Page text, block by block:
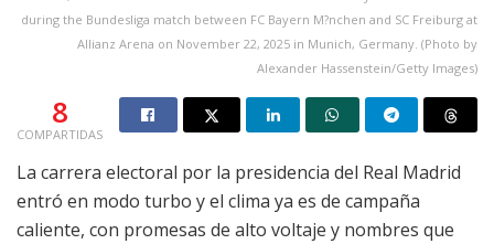
during the Bundesliga match between FC Bayern M?nchen and SC Freiburg at
Allianz Arena on November 22, 2025 in Munich, Germany. (Photo by
Alexander Hassenstein/Getty Images)
8
COMPARTIDAS
La carrera electoral por la presidencia del Real Madrid
entró en modo turbo y el clima ya es de campaña
caliente, con promesas de alto voltaje y nombres que